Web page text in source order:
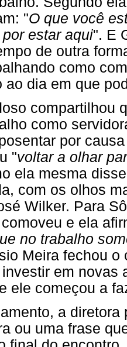
"O que você
estar aqui". E
de outra
como
ao dia em que
compartilhou
como
por
"voltar a olhar
ela mesma
com os olhos
Wilker. Para
e ela
no trabalho
Meira fechou
em novas
ele começou a
a
ou uma frase